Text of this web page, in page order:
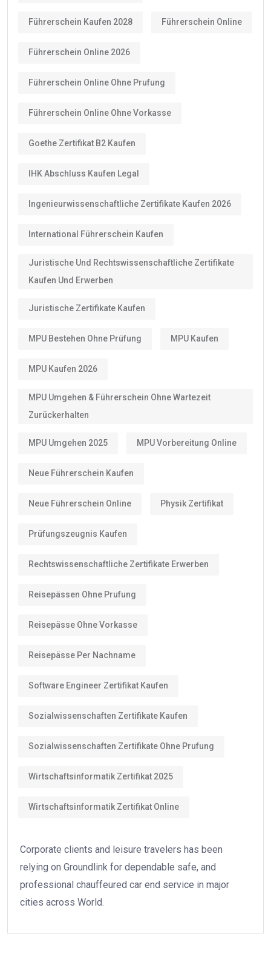
Führerschein Kaufen 2028 Führerschein Online
Führerschein Online 2026
Führerschein Online Ohne Prufung
Führerschein Online Ohne Vorkasse
Goethe Zertifikat B2 Kaufen
IHK Abschluss Kaufen Legal
Ingenieurwissenschaftliche Zertifikate Kaufen 2026
International Führerschein Kaufen
Juristische Und Rechtswissenschaftliche Zertifikate
Kaufen Und Erwerben
Juristische Zertifikate Kaufen
MPU Bestehen Ohne Prüfung MPU Kaufen
MPU Kaufen 2026
MPU Umgehen & Führerschein Ohne Wartezeit
Zurückerhalten
MPU Umgehen 2025 MPU Vorbereitung Online
Neue Führerschein Kaufen
Neue Führerschein Online Physik Zertifikat
Prüfungszeugnis Kaufen
Rechtswissenschaftliche Zertifikate Erwerben
Reisepässen Ohne Prufung
Reisepässe Ohne Vorkasse
Reisepässe Per Nachname
Software Engineer Zertifikat Kaufen
Sozialwissenschaften Zertifikate Kaufen
Sozialwissenschaften Zertifikate Ohne Prufung
Wirtschaftsinformatik Zertifikat 2025
Wirtschaftsinformatik Zertifikat Online
Corporate clients and leisure travelers has been
relying on Groundlink for dependable safe, and
professional chauffeured car end service in major
cities across World.